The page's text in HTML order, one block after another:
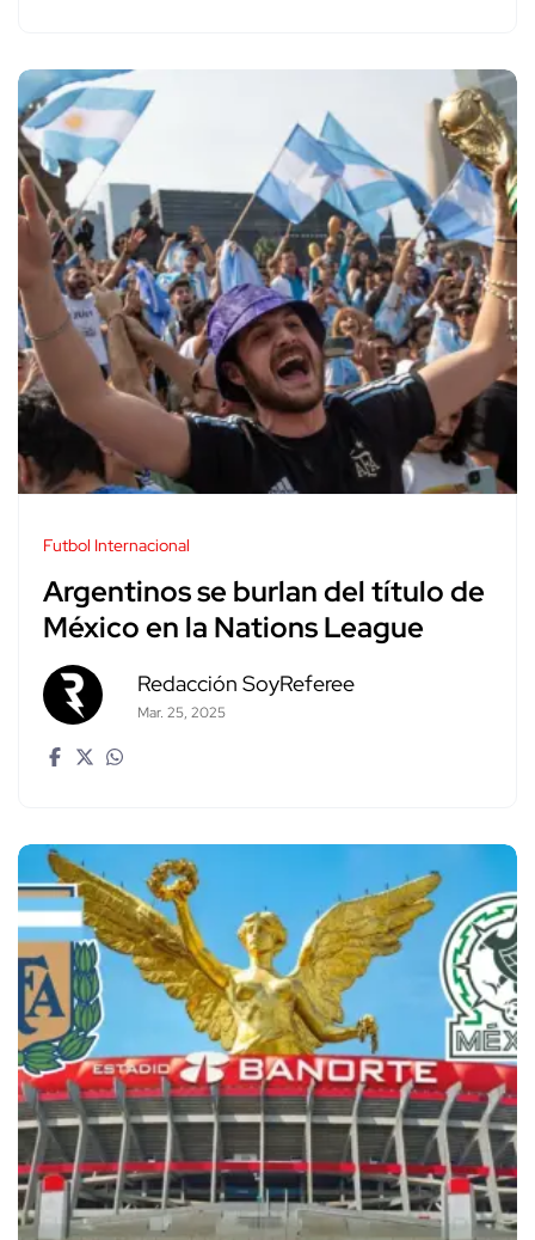
Futbol Internacional
Argentinos se burlan del título de
México en la Nations League
Redacción SoyReferee
Mar. 25, 2025